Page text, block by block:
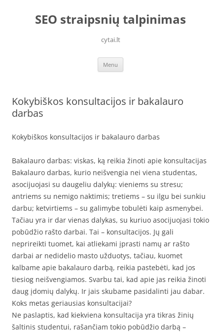
contentSEO straipsnių talpinimas
cytai.lt
Menu
Kokybiškos konsultacijos ir bakalauro
darbas
Kokybiškos konsultacijos ir bakalauro darbas
Bakalauro darbas: viskas, ką reikia žinoti apie konsultacijas
Bakalauro darbas, kurio neišvengia nei viena studentas,
asocijuojasi su daugeliu dalykų: vieniems su stresu;
antriems su nemigo naktimis; tretiems – su ilgu bei sunkiu
darbu; ketvirtiems – su galimybe tobulėti kaip asmenybei.
Tačiau yra ir dar vienas dalykas, su kuriuo asocijuojasi tokio
pobūdžio rašto darbai. Tai – konsultacijos. Jų gali
neprireikti tuomet, kai atliekami įprasti namų ar rašto
darbai ar nedidelio masto užduotys, tačiau, kuomet
kalbame apie bakalauro darbą, reikia pastebėti, kad jos
tiesiog neišvengiamos. Svarbu tai, kad apie jas reikia žinoti
daug įdomių dalykų. Ir jais skubame pasidalinti jau dabar.
Koks metas geriausias konsultacijai?
Ne paslaptis, kad kiekviena konsultacija yra tikras žinių
šaltinis studentui, rašančiam tokio pobūdžio darbą –